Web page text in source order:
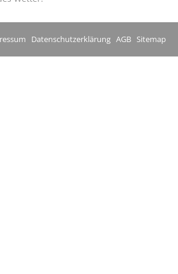
Datenschutzerklärung AGB Sitemap